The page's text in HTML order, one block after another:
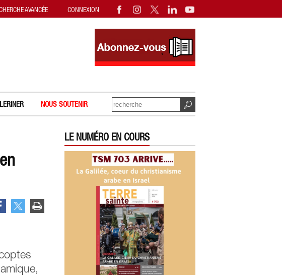
NOUS SOUTENIR
LE NUMÉRO EN COURS
AVANCÉE CONNEXION